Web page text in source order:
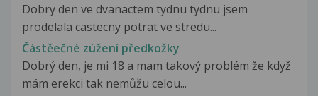
Dobry den ve dvanactem tydnu tydnu jsem
prodelala castecny potrat ve stredu...
Částěečné zúžení předkožky
Dobrý den, je mi 18 a mam takový problém že když
mám erekci tak nemůžu celou...